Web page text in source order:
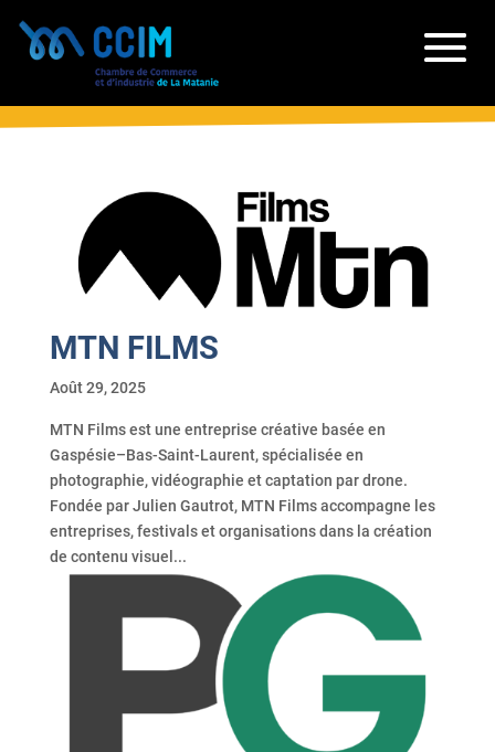
MTN FILMS
Août 29, 2025
MTN Films est une entreprise créative basée en
Gaspésie–Bas-Saint-Laurent, spécialisée en
photographie, vidéographie et captation par drone.
Fondée par Julien Gautrot, MTN Films accompagne les
entreprises, festivals et organisations dans la création
de contenu visuel...